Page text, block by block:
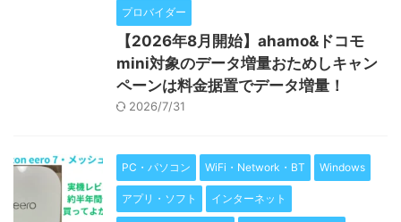
プロバイダー
【2026年8月開始】ahamo&ドコモ
mini対象のデータ増量おためしキャン
ペーンは料金据置でデータ増量！
2026/7/31
PC・パソコン WiFi・Network・BT Windows
アプリ・ソフト インターネット